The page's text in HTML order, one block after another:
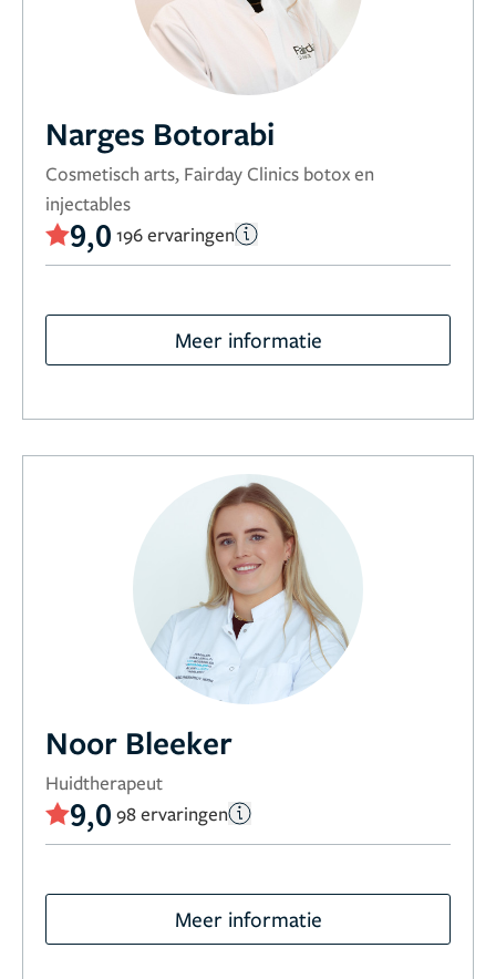
Narges Botorabi
Cosmetisch arts, Fairday Clinics botox en
injectables
9,0 196 ervaringen
Meer informatie
Noor Bleeker
Huidtherapeut
9,0 98 ervaringen
Meer informatie